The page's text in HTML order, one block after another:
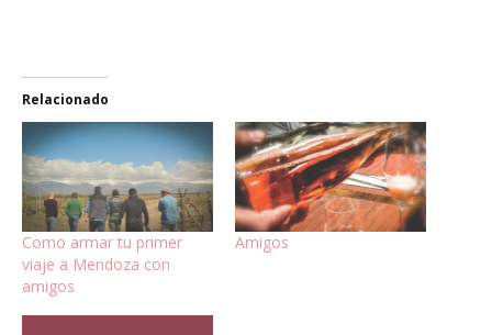
Relacionado
Como armar tu primer
viaje a Mendoza con
amigos
Amigos